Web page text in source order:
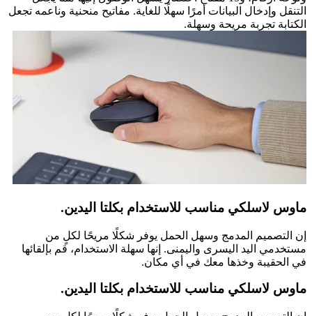
التنقل وإدخال البيانات أمرًا سهلًا للغاية. مفاتيح منحنية وناعمه تجعل
الكتابة تجربة مريحة وسهلة.
ماوس لاسلكي مناسب للاستخدام بكلتا اليدين.
إن التصميم المدمج وسهل الحمل يوفر شكلًا مريحًا لكلٍ من
مستخدمي اليد اليسرى واليمنى. إنها سهلة الاستخدام، قم بإلقائها
في الحقيبة وخذها معك في أي مكان.
ماوس لاسلكي مناسب للاستخدام بكلتا اليدين.